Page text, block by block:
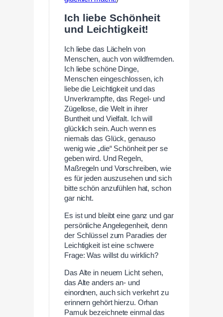
Ich liebe Schönheit
und Leichtigkeit!
Ich liebe das Lächeln von
Menschen, auch von wildfremden.
Ich liebe schöne Dinge,
Menschen eingeschlossen, ich
liebe die Leichtigkeit und das
Unverkrampfte, das Regel- und
Zügellose, die Welt in ihrer
Buntheit und Vielfalt. Ich will
glücklich sein. Auch wenn es
niemals das Glück, genauso
wenig wie „die“ Schönheit per se
geben wird. Und Regeln,
Maßregeln und Vorschreiben, wie
es für jeden auszusehen und sich
bitte schön anzufühlen hat, schon
gar nicht.
Es ist und bleibt eine ganz und gar
persönliche Angelegenheit, denn
der Schlüssel zum Paradies der
Leichtigkeit ist eine schwere
Frage: Was willst du wirklich?
Das Alte in neuem Licht sehen,
das Alte anders an- und
einordnen, auch sich verkehrt zu
erinnern gehört hierzu. Orhan
Pamuk bezeichnete einmal das